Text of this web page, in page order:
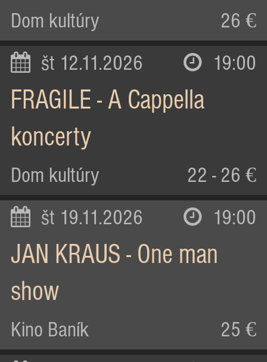
Dom kultúry 26 €
št 12.11.2026 19:00
FRAGILE - A Cappella
koncerty
Dom kultúry 22 - 26 €
št 19.11.2026 19:00
JAN KRAUS - One man
show
Kino Baník 25 €